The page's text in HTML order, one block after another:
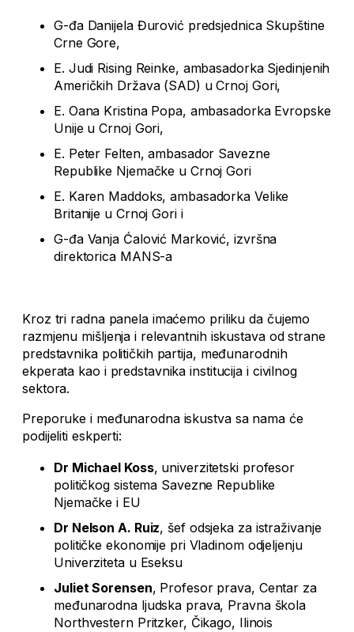
G-đa Danijela Đurović predsjednica Skupštine
Crne Gore,
E. Judi Rising Reinke, ambasadorka Sjedinjenih
Američkih Država (SAD) u Crnoj Gori,
E. Oana Kristina Popa, ambasadorka Evropske
Unije u Crnoj Gori,
E. Peter Felten, ambasador Savezne
Republike Njemačke u Crnoj Gori
E. Karen Maddoks, ambasadorka Velike
Britanije u Crnoj Gori i
G-đa Vanja Ćalović Marković, izvršna
direktorica MANS-a
Kroz tri radna panela imaćemo priliku da čujemo
razmjenu mišljenja i relevantnih iskustava od strane
predstavnika političkih partija, međunarodnih
ekperata kao i predstavnika institucija i civilnog
sektora.
Preporuke i međunarodna iskustva sa nama će
podijeliti eskperti:
Dr Michael Koss, univerzitetski profesor
političkog sistema Savezne Republike
Njemačke i EU
Dr Nelson A. Ruiz, šef odsjeka za istraživanje
političke ekonomije pri Vladinom odjeljenju
Univerziteta u Eseksu
Juliet Sorensen, Profesor prava, Centar za
međunarodna ljudska prava, Pravna škola
Northvestern Pritzker, Čikago, Ilinois